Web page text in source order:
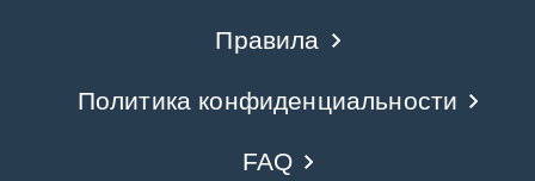
Правила
Политика конфиденциальности
FAQ